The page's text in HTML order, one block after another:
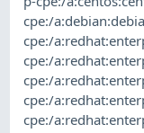
cpe:/
cpe:/
cpe:/
cpe:/
cpe:/
cpe:/